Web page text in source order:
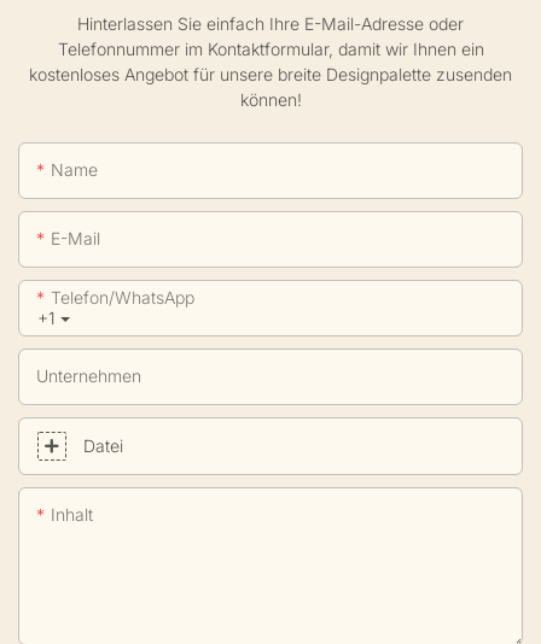
Hinterlassen Sie einfach Ihre E-Mail-Adresse oder
Telefonnummer im Kontaktformular, damit wir Ihnen ein
kostenloses Angebot für unsere breite Designpalette zusenden
können!
Name
E-Mail
+1
Telefon/WhatsApp
Unternehmen
Datei
Inhalt